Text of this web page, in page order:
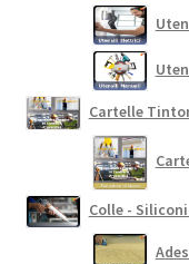
Cartelle
Colle -